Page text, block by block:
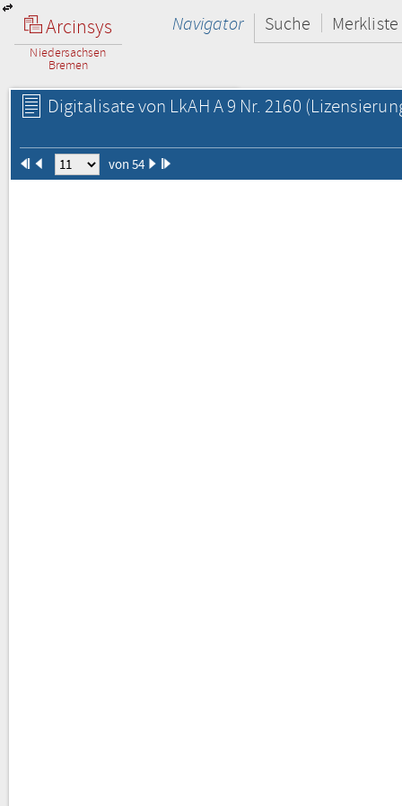
Arcinsys
Niedersachsen
Bremen
Navigator Suche Merkliste
Digitalisate von LkAH A 9 Nr. 2160
von 54